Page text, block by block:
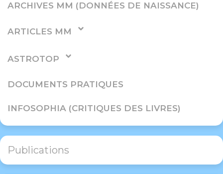
ARCHIVES MM (DONNÉES DE NAISSANCE)
ARTICLES MM
ASTROTOP
DOCUMENTS PRATIQUES
INFOSOPHIA (CRITIQUES DES LIVRES)
Publications